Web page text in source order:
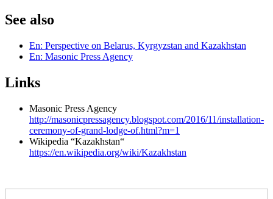
See also
En: Perspective on Belarus, Kyrgyzstan and Kazakhstan
En: Masonic Press Agency
Links
Masonic Press Agency
http://masonicpressagency.blogspot.com/2016/11/installation-
ceremony-of-grand-lodge-of.html?m=1
Wikipedia “Kazakhstan“
https://en.wikipedia.org/wiki/Kazakhstan